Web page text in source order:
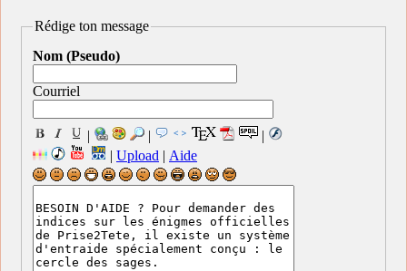
Rédige ton message
Nom (Pseudo)
Courriel
| |
|
| Upload | Aide